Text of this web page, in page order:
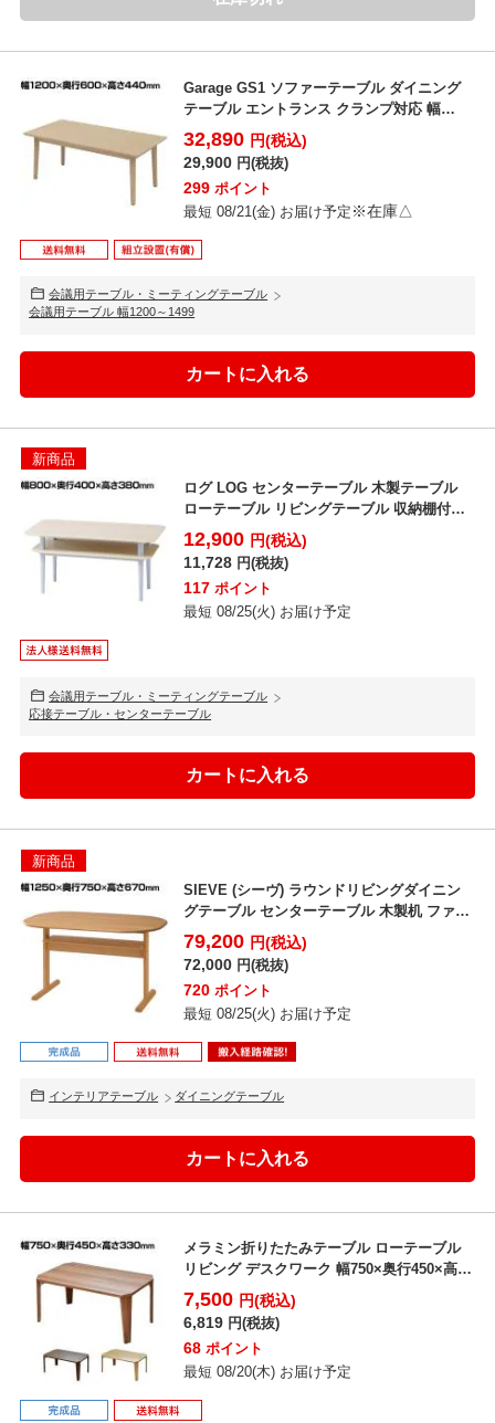
Garage GS1 ソファーテーブル ダイニング
テーブル エントランス クランプ対応 幅
1200×...
32,890 円(税込)
29,900 円(税抜)
299 ポイント
最短 08/21(金) お届け予定 ※在庫△
会議用テーブル・ミーティングテーブル
会議用テーブル 幅1200～1499
新商品
ログ LOG センターテーブル 木製テーブル
ローテーブル リビングテーブル 収納棚付き
4本脚 長...
12,900 円(税込)
11,728 円(税抜)
117 ポイント
最短 08/25(火) お届け予定
会議用テーブル・ミーティングテーブル
応接テーブル・センターテーブル
新商品
SIEVE (シーヴ) ラウンドリビングダイニン
グテーブル センターテーブル 木製机 ファブ
リック ...
79,200 円(税込)
72,000 円(税抜)
720 ポイント
最短 08/25(火) お届け予定
インテリアテーブル ダイニングテーブル
メラミン折りたたみテーブル ローテーブル
リビング デスクワーク 幅750×奥行450×高さ
330m...
7,500 円(税込)
6,819 円(税抜)
68 ポイント
最短 08/20(木) お届け予定